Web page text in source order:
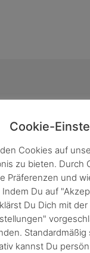
Cookie-
Cookies auf
zu bieten. Durch
Präferenzen und
Indem Du auf
Du Dich mit
kannst Du